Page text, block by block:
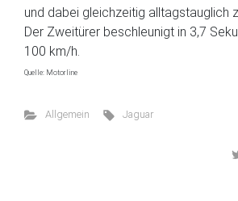
und dabei gleichzeitig alltagstauglich
Der Zweitürer beschleunigt in 3,7
100 km/h.
Quelle: Motorline
Allgemein Jaguar